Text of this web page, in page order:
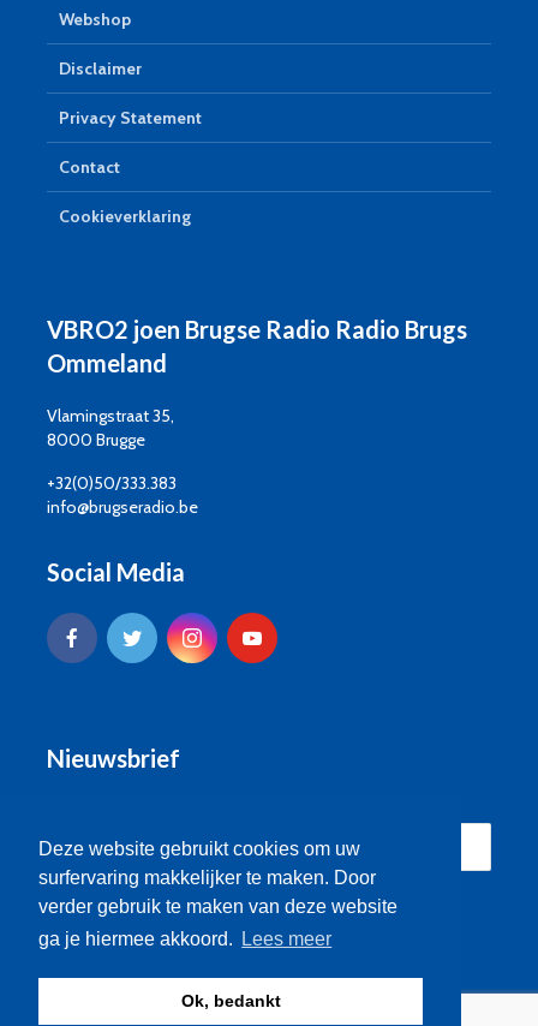
Deze website gebruikt cookies om uw
surfervaring makkelijker te maken. Door
verder gebruik te maken van deze website
ga je hiermee akkoord.
Lees meer
Ok, bedankt
Webshop
Disclaimer
Privacy Statement
Contact
Cookieverklaring
VBRO2 joen Brugse Radio Radio Brugs
Ommeland
Vlamingstraat 35,
8000 Brugge
+32(0)50/333.383
info@brugseradio.be
Social Media
Nieuwsbrief